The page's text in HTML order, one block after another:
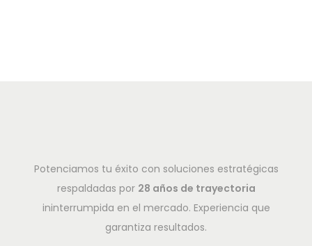
Potenciamos tu éxito con soluciones estratégicas
respaldadas por 28 años de trayectoria
ininterrumpida en el mercado. Experiencia que
garantiza resultados.